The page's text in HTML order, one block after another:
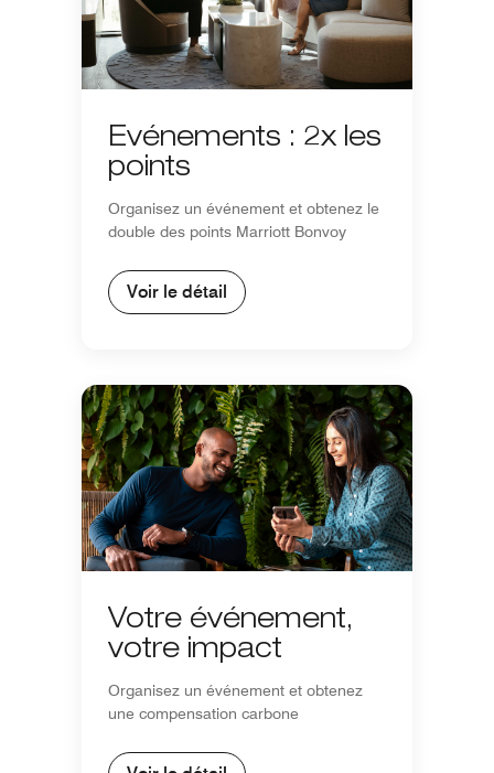
Événements : 2x les
points
Organisez un événement et obtenez le
double des points Marriott Bonvoy
Voir le détail
Votre événement,
votre impact
Organisez un événement et obtenez
une compensation carbone